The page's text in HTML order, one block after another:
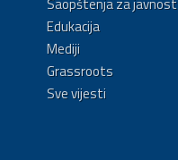
Edukacija
Mediji
Grassroots
Sve vijesti